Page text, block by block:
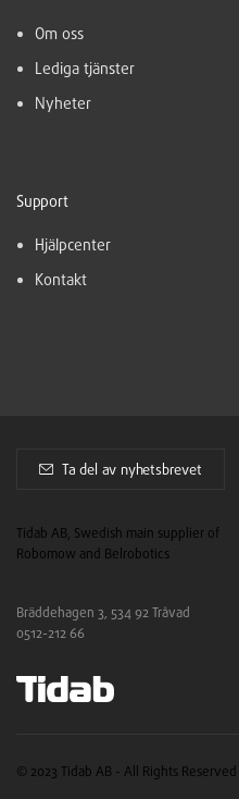
Om oss
Lediga tjänster
Nyheter
Support
Hjälpcenter
Kontakt
Ta del av nyhetsbrevet
Tidab AB, Swedish main supplier of
Robomow and Belrobotics
Bräddehagen 3, 534 92 Tråvad
0512-212 66
© 2023 Tidab AB - All Rights Reserved